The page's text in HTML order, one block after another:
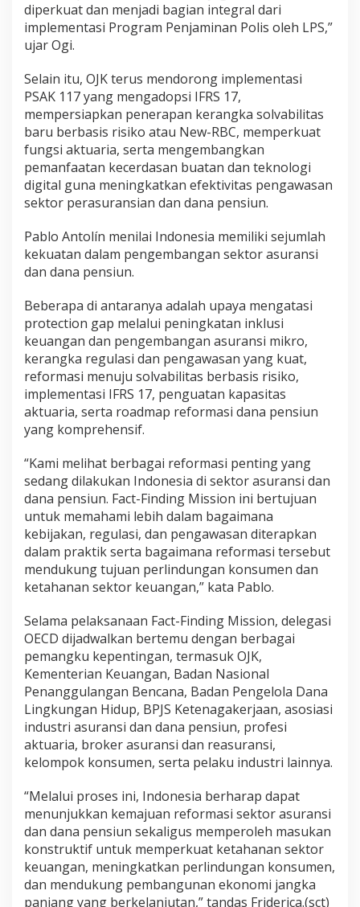
diperkuat dan menjadi bagian integral dari
implementasi Program Penjaminan Polis oleh LPS,”
ujar Ogi.
Selain itu, OJK terus mendorong implementasi
PSAK 117 yang mengadopsi IFRS 17,
mempersiapkan penerapan kerangka solvabilitas
baru berbasis risiko atau New-RBC, memperkuat
fungsi aktuaria, serta mengembangkan
pemanfaatan kecerdasan buatan dan teknologi
digital guna meningkatkan efektivitas pengawasan
sektor perasuransian dan dana pensiun.
Pablo Antolín menilai Indonesia memiliki sejumlah
kekuatan dalam pengembangan sektor asuransi
dan dana pensiun.
Beberapa di antaranya adalah upaya mengatasi
protection gap melalui peningkatan inklusi
keuangan dan pengembangan asuransi mikro,
kerangka regulasi dan pengawasan yang kuat,
reformasi menuju solvabilitas berbasis risiko,
implementasi IFRS 17, penguatan kapasitas
aktuaria, serta roadmap reformasi dana pensiun
yang komprehensif.
“Kami melihat berbagai reformasi penting yang
sedang dilakukan Indonesia di sektor asuransi dan
dana pensiun. Fact-Finding Mission ini bertujuan
untuk memahami lebih dalam bagaimana
kebijakan, regulasi, dan pengawasan diterapkan
dalam praktik serta bagaimana reformasi tersebut
mendukung tujuan perlindungan konsumen dan
ketahanan sektor keuangan,” kata Pablo.
Selama pelaksanaan Fact-Finding Mission, delegasi
OECD dijadwalkan bertemu dengan berbagai
pemangku kepentingan, termasuk OJK,
Kementerian Keuangan, Badan Nasional
Penanggulangan Bencana, Badan Pengelola Dana
Lingkungan Hidup, BPJS Ketenagakerjaan, asosiasi
industri asuransi dan dana pensiun, profesi
aktuaria, broker asuransi dan reasuransi,
kelompok konsumen, serta pelaku industri lainnya.
“Melalui proses ini, Indonesia berharap dapat
menunjukkan kemajuan reformasi sektor asuransi
dan dana pensiun sekaligus memperoleh masukan
konstruktif untuk memperkuat ketahanan sektor
keuangan, meningkatkan perlindungan konsumen,
dan mendukung pembangunan ekonomi jangka
panjang yang berkelanjutan,” tandas Friderica.(sct)